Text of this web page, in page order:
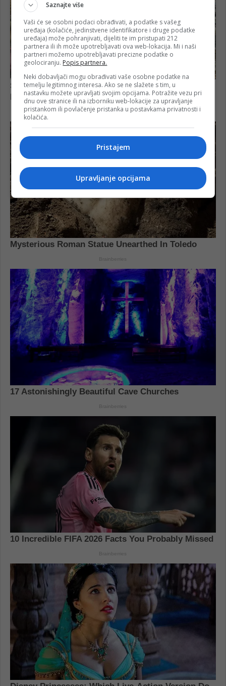
Saznajte više
Vaši će se osobni podaci obrađivati, a podatke s vašeg
uređaja (kolačiće, jedinstvene identifikatore i druge podatke
uređaja) može pohranjivati, dijeliti te im pristupati 212
partnera ili ih može upotrebljavati ova web-lokacija. Mi i naši
partneri možemo upotrebljavati precizne podatke o
geolociranju. Popis partnera.
Neki dobavljači mogu obrađivati vaše osobne podatke na
temelju legitimnog interesa. Ako se ne slažete s tim, u
nastavku možete upravljati svojim opcijama. Potražite vezu pri
dnu ove stranice ili na izborniku web-lokacije za upravljanje
pristankom ili povlačenje pristanka u postavkama privatnosti i
kolačića.
Pristajem
Upravljanje opcijama